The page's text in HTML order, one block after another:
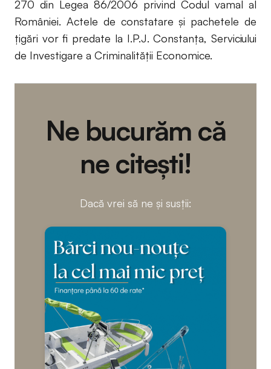
270 din Legea 86/2006 privind Codul vamal al
României. Actele de constatare şi pachetele de
ţigări vor fi predate la I.P.J. Constanţa, Serviciului
de Investigare a Criminalităţii Economice.
Ne bucurăm că
ne citești!
Dacă vrei să ne și susții: